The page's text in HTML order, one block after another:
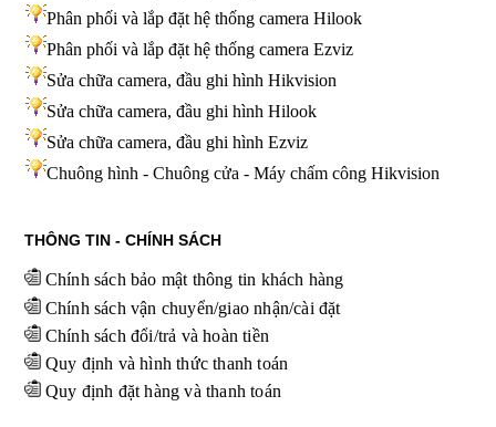
Phân phối và lắp đặt hệ thống camera Hilook
Phân phối và lắp đặt hệ thống camera Ezviz
Sửa chữa camera, đầu ghi hình Hikvision
Sửa chữa camera, đầu ghi hình Hilook
Sửa chữa camera, đầu ghi hình Ezviz
Chuông hình - Chuông cửa - Máy chấm công Hikvision
THÔNG TIN - CHÍNH SÁCH
Chính sách bảo mật thông tin khách hàng
Chính sách vận chuyển/giao nhận/cài đặt
Chính sách đổi/trả và hoàn tiền
Quy định và hình thức thanh toán
Quy định đặt hàng và thanh toán